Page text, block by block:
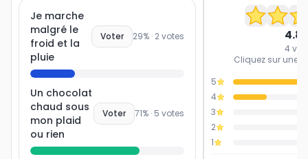
Je marche
malgré le
froid et la
pluie
Voter 29% · 2votes
Un chocolat
chaud sous
mon plaid
ou rien
Voter 71% · 5 votes
4.8
4
Cliquez sur une
5
4
3
2
1